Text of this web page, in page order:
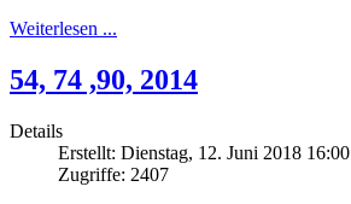
Weiterlesen ...
54, 74 ,90, 2014
Details
Erstellt: Dienstag, 12. Juni 2018 16:00
Zugriffe: 2407